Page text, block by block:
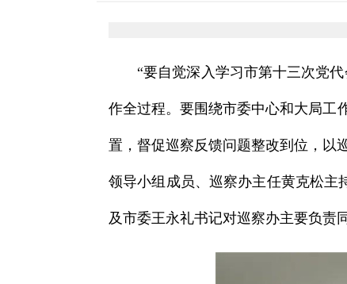
“要自觉深入学习市第十三次党
作全过程。要围绕市委中心和大局工
置，督促巡察反馈问题整改到位，以
领导小组成员、巡察办主任黄克松主
及市委王永礼书记对巡察办主要负责